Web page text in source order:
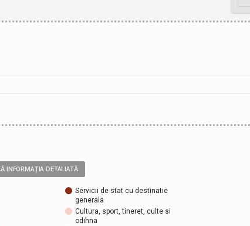
INFORMAȚIA DETALIATĂ
Servicii de stat cu destinatie
generala
Cultura, sport, tineret, culte si
odihna